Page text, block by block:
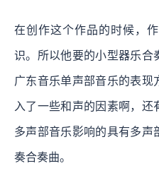
在创作这个作品的时候，
识。所以他要的小型器乐合
广东音乐单声部音乐的表现
入了一些和声的因素啊，还
多声部音乐影响的具有多声
奏合奏曲。